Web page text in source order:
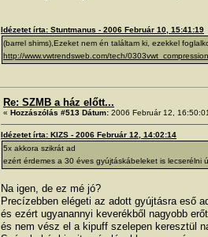
Idézetet írta: Stuntmanus - 2006 Február 10, 15:41:19
(barrel shims),Ezeket nem én találtam ki, ezekkel
http://www.vwtrendsweb.com/tech/
Re: SZMB a ház előtt...
« Hozzászólás #513 Dátum: 2006 Február 12,
Idézetet írta: KIZS - 2006 Február 12, 14:02:14
5x akkora szikrát ad
ezért érdemes a 30 éves gyújtáskábeleket is lecserélni
Na igen, de ez mé jó?
Precízebben elégeti az adott gyújtásra eső
és ezért ugyanannyi keverékből nagyobb
és nem vész el a kipuff szelepen keresztül